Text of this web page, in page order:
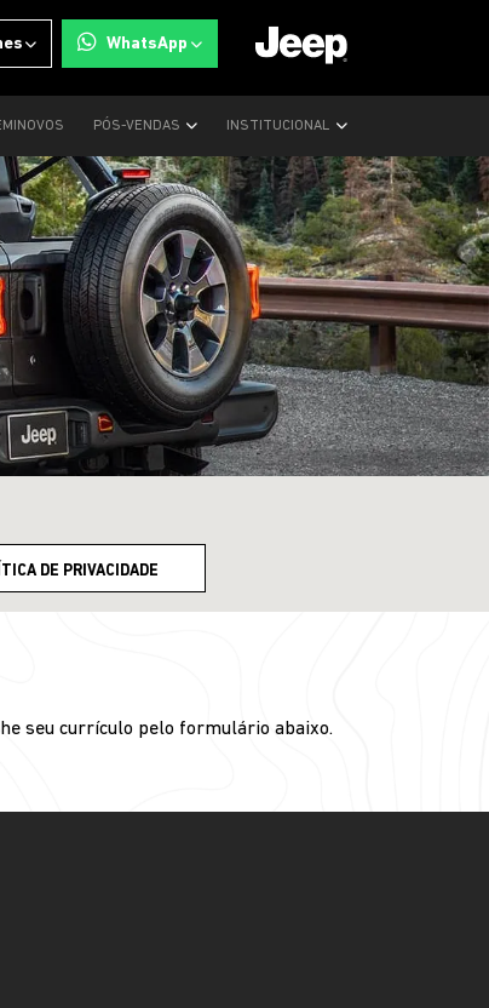
WhatsApp
PÓS-VENDAS INSTITUCIONAL
DE PRIVACIDADE
seu currículo pelo formulário abaixo.